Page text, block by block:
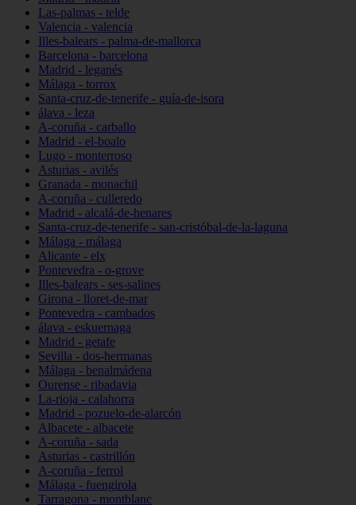
Las-palmas - telde
Valencia - valencia
Illes-balears - palma-de-mallorca
Barcelona - barcelona
Madrid - leganés
Málaga - torrox
Santa-cruz-de-tenerife - guía-de-isora
álava - leza
A-coruña - carballo
Madrid - el-boalo
Lugo - monterroso
Asturias - avilés
Granada - monachil
A-coruña - culleredo
Madrid - alcalá-de-henares
Santa-cruz-de-tenerife - san-cristóbal-de-la-laguna
Málaga - málaga
Alicante - elx
Pontevedra - o-grove
Illes-balears - ses-salines
Girona - lloret-de-mar
Pontevedra - cambados
álava - eskuernaga
Madrid - getafe
Sevilla - dos-hermanas
Málaga - benalmádena
Ourense - ribadavia
La-rioja - calahorra
Madrid - pozuelo-de-alarcón
Albacete - albacete
A-coruña - sada
Asturias - castrillón
A-coruña - ferrol
Málaga - fuengirola
Tarragona - montblanc